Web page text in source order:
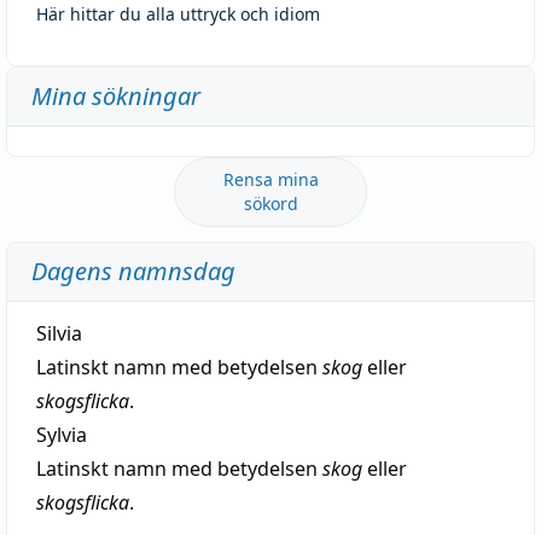
Här hittar du alla uttryck och idiom
Mina sökningar
Rensa mina
sökord
Dagens namnsdag
Silvia
Latinskt namn med betydelsen skogeller
skogsflicka.
Sylvia
Latinskt namn med betydelsen skogeller
skogsflicka.